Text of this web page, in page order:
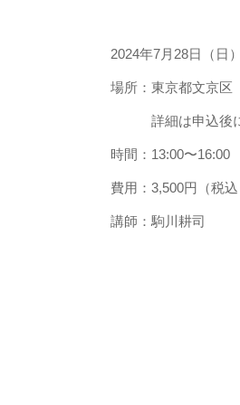
2024年7月28日（日）
場所：東京都文京区
詳細は申込後に
時間：13:00〜16:00
費用：3,500円（税込
講師：駒川耕司